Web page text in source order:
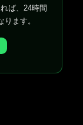
ば、24時間
ます。